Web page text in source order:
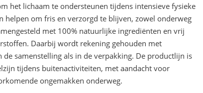
het lichaam te ondersteunen tijdens intensieve fysieke
helpen om fris en verzorgd te blijven, zowel onderweg
met 100% natuurlijke ingrediënten en vrij
Daarbij wordt rekening gehouden met
samenstelling als in de verpakking. De productlijn is
tijdens buitenactiviteiten, met aandacht voor
ongemakken onderweg.